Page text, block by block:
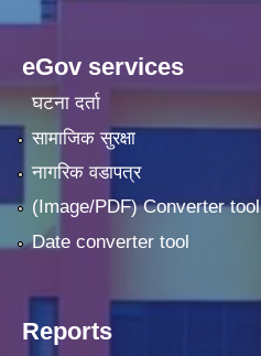
eGov services
घटना दर्ता
सामाजिक सुरक्षा
नागरिक वडापत्र
(Image/PDF) Converter tool
Date converter tool
Reports